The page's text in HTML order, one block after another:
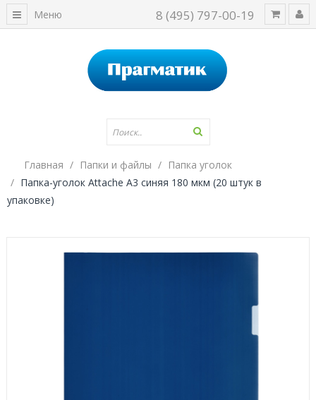
8 (495) 797-00-19
Меню
Главная Папки и файлы
Папка уголок
Папка-уголок Attache А3 синяя 180 мкм (20 штук в
упаковке)